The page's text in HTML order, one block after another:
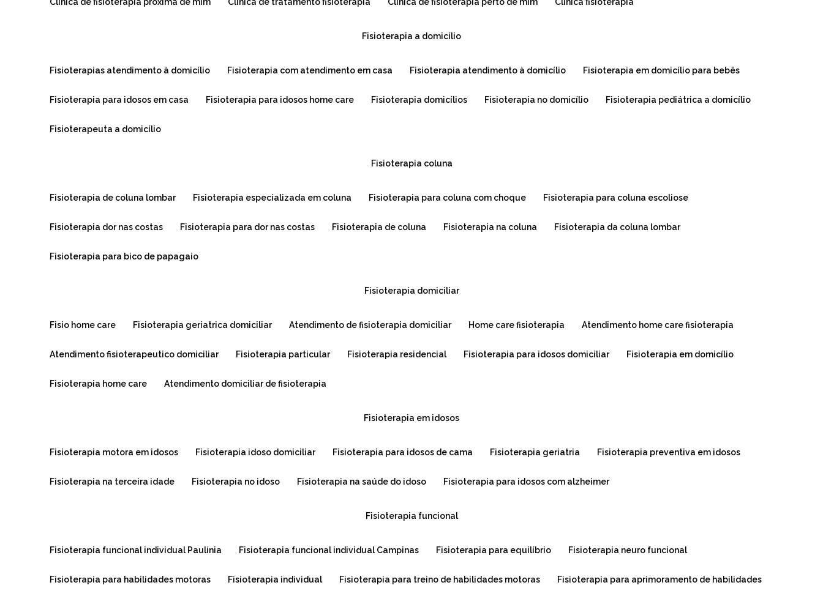
fisioterapia a domicílio
fisioterapias atendimento à domicílio fisioterapia com atendimento em casa fisioterapia atendimento à domicílio fisioterapia em domicílio para bebês
fisioterapia para idosos em casa fisioterapia para idosos home care fisioterapia domicílios fisioterapia no domicílio fisioterapia pediátrica a domicílio
fisioterapeuta a domicílio
fisioterapia coluna
fisioterapia de coluna lombar fisioterapia especializada em coluna fisioterapia para coluna com choque fisioterapia para coluna escoliose
fisioterapia dor nas costas fisioterapia para dor nas costas fisioterapia de coluna fisioterapia na coluna fisioterapia da coluna lombar
fisioterapia para bico de papagaio
fisioterapia domiciliar
fisio home care fisioterapia geriatrica domiciliar atendimento de fisioterapia domiciliar home care fisioterapia atendimento home care fisioterapia
atendimento fisioterapeutico domiciliar fisioterapia particular fisioterapia residencial fisioterapia para idosos domiciliar fisioterapia em domicílio
fisioterapia home care atendimento domiciliar de fisioterapia
fisioterapia em idosos
fisioterapia motora em idosos fisioterapia idoso domiciliar fisioterapia para idosos de cama fisioterapia geriatria fisioterapia preventiva em idosos
fisioterapia na terceira idade fisioterapia no idoso fisioterapia na saúde do idoso fisioterapia para idosos com alzheimer
fisioterapia funcional
fisioterapia funcional individual Paulínia fisioterapia funcional individual Campinas fisioterapia para equilíbrio fisioterapia neuro funcional
fisioterapia para habilidades motoras fisioterapia individual fisioterapia para treino de habilidades motoras fisioterapia para aprimoramento de habilidades